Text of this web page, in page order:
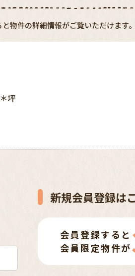
物件の詳細情報がご覧いただけます。
坪
新規会員登録は
会員登録すると
会員限定物件が